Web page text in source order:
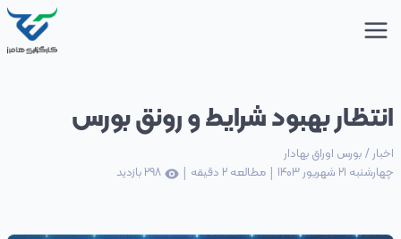
انتظار بهبود شرایط و رونق بورس
اخبار / بورس اوراق بهادار
چهارشنبه 21 شهریور 1403
| مطالعه 2 دقیقه |
298بازدید